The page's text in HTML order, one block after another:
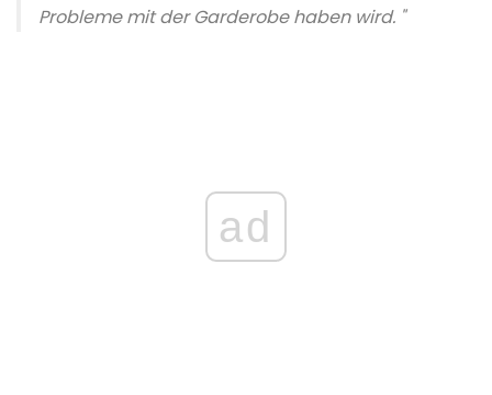
Probleme mit der Garderobe haben wird. "
ad